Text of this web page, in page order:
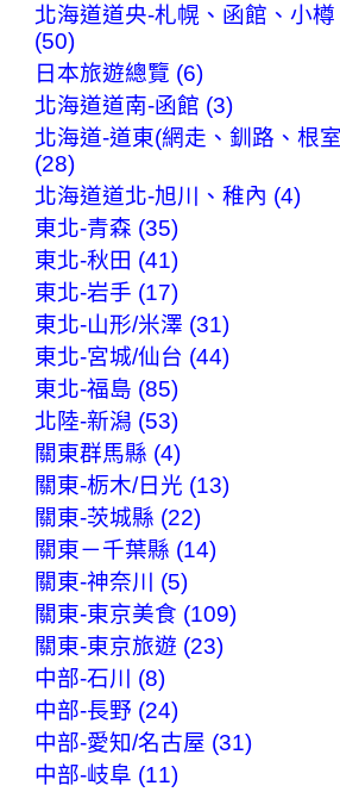
北海道道央-札幌、函館、小
(50)
日本旅遊總覽 (6)
北海道道南-函館 (3)
北海道-道東(網走、釧路、根
(28)
北海道道北-旭川、稚內 (4)
東北-青森 (35)
東北-秋田 (41)
東北-岩手 (17)
東北-山形/米澤 (31)
東北-宮城/仙台 (44)
東北-福島 (85)
北陸-新潟 (53)
關東群馬縣 (4)
關東-栃木/日光 (13)
關東-茨城縣 (22)
關東－千葉縣 (14)
關東-神奈川 (5)
關東-東京美食 (109)
關東-東京旅遊 (23)
中部-石川 (8)
中部-長野 (24)
中部-愛知/名古屋 (31)
中部-岐阜 (11)